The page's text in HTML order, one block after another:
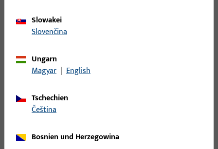
Schließleiste
Schließplatte
Schnäpper
Schwinglager
Spaltlüftung
Sperrbügel
Stange
Slowakei
Slovenčina
Ungarn
Magyar | English
Tschechien
čeština
Bosnien und Herzegowina